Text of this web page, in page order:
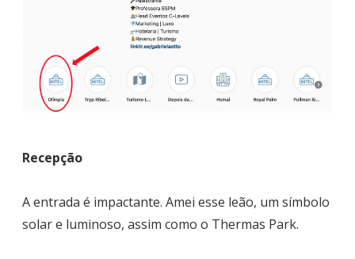
Recepção
A entrada é impactante. Amei esse leão, um símbolo
solar e luminoso, assim como o Thermas Park.